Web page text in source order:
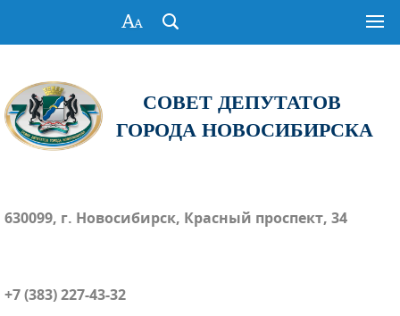
СОВЕТ ДЕПУТАТОВ
ГОРОДА НОВОСИБИРСКА
630099, г. Новосибирск, Красный проспект, 34
+7 (383) 227-43-32